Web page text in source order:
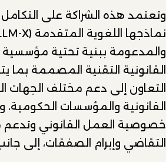
والمدعومة ببنية تحتية
القانونية التقنية المصممة بما
التعاون إلى دعم مختلف الجهات
القانونية والمؤسسات
خصوصية العمل القانوني وتدعم
التقاضي وإبرام الصفقات، إلى